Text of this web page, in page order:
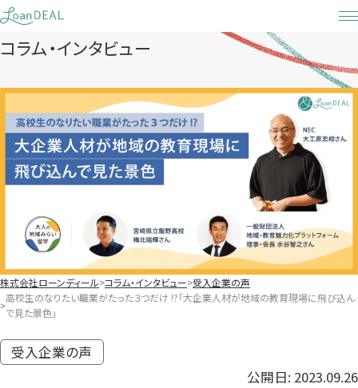
Skip
to
content
コラム・インタビュー
株式会社ローンディール コラム・インタビュー 受入企業の声
高校生のなりたい職業がたった３つだけ !?「大企業人材が地域の教育現場に飛び込ん
で見た景色」
受入企業の声
公開日: 2023.09.26